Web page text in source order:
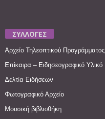
ΣΥΛΛΟΓΕΣ
Αρχείο Τηλεοπτικού Προγράμματος
Επίκαιρα – Ειδησεογραφικό Υλικό
Δελτία Ειδήσεων
Φωτογραφικό Αρχείο
Μουσική βιβλιοθήκη